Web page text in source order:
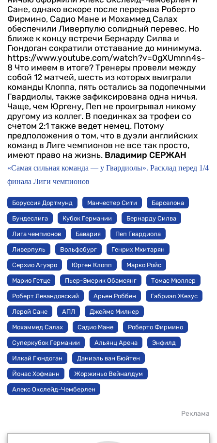
Сане, однако вскоре после перерыва Роберто
Фирмино, Садио Мане и Мохаммед Салах
обеспечили Ливерпулю солидный перевес. Но
ближе к концу встречи Бернарду Силва и
Гюндоган сократили отставание до минимума.
https://www.youtube.com/watch?v=0gXUmnn4s-
8 Что имеем в итоге? Тренеры провели между
собой 12 матчей, шесть из которых выиграли
команды Клоппа, пять остались за подопечными
Гвардиолы, также зафиксирована одна ничья.
Чаще, чем Юргену, Пеп не проигрывал никому
другому из коллег. В поединках за трофеи со
счетом 2:1 также ведет немец. Потому
предположения о том, что в дуэли английских
команд в Лиге чемпионов не все так просто,
имеют право на жизнь. Владимир СЕРЖАН
«Самая сильная команда — у Гвардиолы». Расклад перед 1/4
финала Лиги чемпионов
Боруссия Дортмунд Манчестер Сити Барселона
Бундеслига Кубок Германии Бернарду Силва
Лига чемпионов Бавария Пеп Гвардиола
Ливерпуль Вольфсбург Генрих Мхитарян
Серхио Агуэро Юрген Клопп Марко Ройс
Марио Гетце Пьер-Эмерик Обамеянг Томас Мюллер
Роберт Левандовский Арьен Роббен Габриэл Жезус
Лерой Сане АПЛ Джеймс Милнер
Мохаммед Салах Садио Мане Роберто Фирмино
Суперкубок Германии Альянц Арена Энфилд
Илкай Гюндоган Даниэль ван Бюйтен
Йонас Хофманн Жоржиньо Вейналдум
Алекс Окслейд-Чемберлен
Реклама